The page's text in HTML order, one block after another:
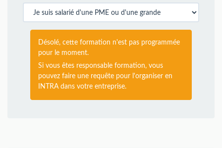
Désolé, cette formation n'est pas programmée
pour le moment.
Si vous êtes responsable formation, vous
pouvez faire une requête pour l'organiser en
INTRA dans votre entreprise.